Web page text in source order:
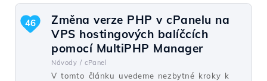
Změna verze PHP v cPanelu na
VPS hostingových balíčcích
pomocí MultiPHP Manager
Návody / cPanel
V tomto článku uvedeme nezbytné kroky k
46